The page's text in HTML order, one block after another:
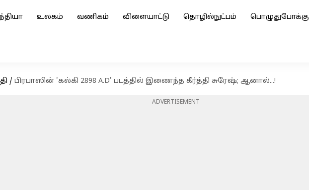
உலகம் வணிகம் விளையாட்டு தொழில்நுட்பம் பொழுதுபோக்கு
/ பிரபாஸின் 'கல்கி 2898 A.D' படத்தில் இணைந்த கீர்த்தி சுரேஷ்; ஆனால்...!
ADVERTISEMENT